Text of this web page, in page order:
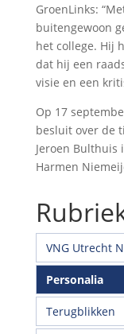
GroenLinks:
buitengewoon
het college. Hij
dat hij een
visie en een
Op 17
besluit over de
Jeroen
Harmen
VNG Utrecht
Personalia
Terugblikken